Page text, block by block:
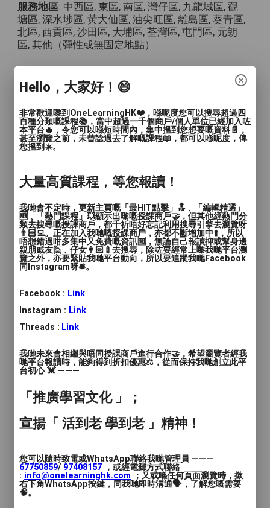
服務地區: 中西區, 東區, 南區, 灣仔區, 九龍城區, 觀
塘區, 深水埗區, 黃大仙區, 油尖旺區, 離島區, 葵青區,
北區, 西貢區, 沙田區, 大埔區, 荃灣區, 屯門區, 元朗
區, 其他（彈性或無固定地點）
hiyori 日本語教室
私人日本語教師
🎀 hiyori 老師介紹：
為全職日文老師。全網上教學，教學質素得
到學生好評。
任教學生最短時間由零基礎到4個月後考獲
N5資格，一年內考獲N4資格。
🌟課程特色🌟
計，學生無需額外購買課本
2. 教材全方位訓練學生的讀寫及說話能力，
老師定期會替學生批改作文
常見語，網絡用語等等
4. 特設網上學習資源，每名學生會有特設專
5. 大量JLPT past paper 及練習題庫
上課工具：Google Meet
上課時間：60分鐘～120分鐘
學費：HKD$250起（視乎程度及上課時
間）
Hello，大家好！😄
非常歡迎嚟到OneLearningHK❤️，喺呢度您可以搜尋超過四
百種分類嘅課程📚，當中超過一千個商戶/個人單位已經加入咗
本平台🔥，令您可以喺短時間內，集中搵到您想要嘅資料📄，
甚至瀏覽之前，未曾諗過去了解嘅課程📖，都可以喺呢度，俾
您搵到☀️。
大量高質課程，等您報讀！
我哋會不定時，更新主頁嘅「最HIT點擊」🔝﹑「編輯精選」
🆕﹑「熱門課程」💥顯示出嚟嘅授課商戶🤝，但其他經熱門分
類去搜尋嘅授課商戶，都千祈唔好忘記利用搜尋引擎去瀏覽呀
👨🏻‍💻。正在加入我哋嘅授課商戶，亦都不斷增加中⬆️，所以
唔想錯過咁多集中又免費嘅資訊🆓，無論自己報讀抑或幫身邊
親朋戚友🙋﹑仔女👩🏻‍🍼去搜尋，除咗要經常上嚟我哋平台瀏
覽之外，亦要緊貼我哋平台動向，所以要追蹤我哋Facebook
同Instagram呀🛎️。
Facebook : Link
Instagram : Link
Threads : Link
我哋未來會相繼與唔同授課商戶進行合作🤝，希望瀏覽者經我
哋平台報讀時，能夠得到折扣優惠⚖️，從而保持我哋創立此平
台初心 💓 ———
「推廣學習文化 」；
宣揚「 活到老 學到老 」精神！
您可以隨時致電或WhatsApp聯絡我哋管理員 ———
67750859/ 97408157 ，或經電郵方式聯絡
: info@onelearninghk.com ；又或喺任何頁面瀏覽時，撳
右下角WhatsApp按鍵，同我哋即時溝通🗣️，了解您嘅需要
🧠。